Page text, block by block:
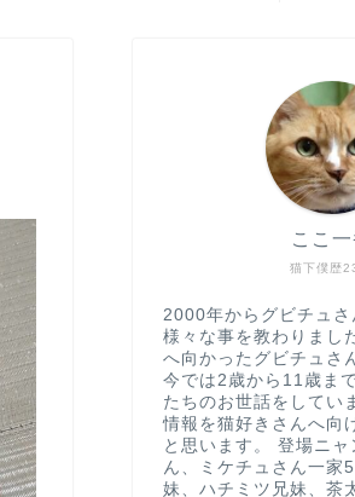
猫下僕歴
ここ一
2000年からグビチュ
様々な事を教わりまし
へ向かったグビチュさ
今では2歳から11歳ま
たちのお世話をしてい
情報を猫好きさんへ向
と思います。 登場ニャ
ん、ミケチュさん一家
妹、ハチミツ兄妹、茶